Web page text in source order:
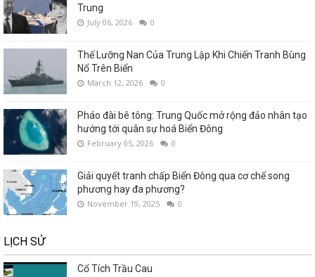
Trung
July 06, 2026 0
Thế Lưỡng Nan Của Trung Lập Khi Chiến Tranh Bùng
Nổ Trên Biển
March 12, 2026 0
Pháo đài bê tông: Trung Quốc mở rộng đảo nhân tạo
hướng tới quân sự hoá Biển Đông
February 05, 2026 0
Giải quyết tranh chấp Biển Đông qua cơ chế song
phương hay đa phương?
November 19, 2025 0
LỊCH SỬ
Cổ Tích Trầu Cau